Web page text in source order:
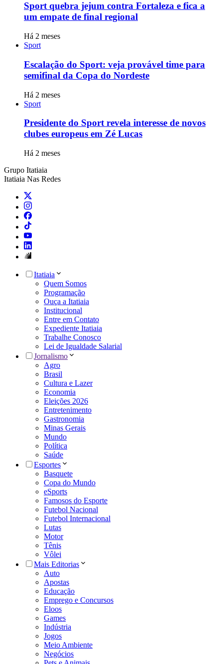
Sport quebra jejum contra Fortaleza e fica a
um empate de final regional
Há 2 meses
Sport
Escalação do Sport: veja provável time para
semifinal da Copa do Nordeste
Há 2 meses
Sport
Presidente do Sport revela interesse de novos
clubes europeus em Zé Lucas
Há 2 meses
Grupo Itatiaia
Itatiaia Nas Redes
Itatiaia
Quem Somos
Programação
Ouça a Itatiaia
Institucional
Entre em Contato
Expediente Itatiaia
Trabalhe Conosco
Lei de Igualdade Salarial
Jornalismo
Agro
Brasil
Cultura e Lazer
Economia
Eleições 2026
Entretenimento
Gastronomia
Minas Gerais
Mundo
Política
Saúde
Esportes
Basquete
Copa do Mundo
eSports
Famosos do Esporte
Futebol Nacional
Futebol Internacional
Lutas
Motor
Tênis
Vôlei
Mais Editorias
Auto
Apostas
Educação
Emprego e Concursos
Eloos
Games
Indústria
Jogos
Meio Ambiente
Negócios